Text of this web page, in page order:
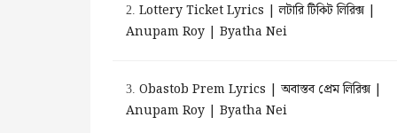
2. Lottery Ticket Lyrics | লটারি টিকিট লিরিক্স |
Anupam Roy | Byatha Nei
3. Obastob Prem Lyrics | অবাস্তব প্রেম লিরিক্স |
Anupam Roy | Byatha Nei